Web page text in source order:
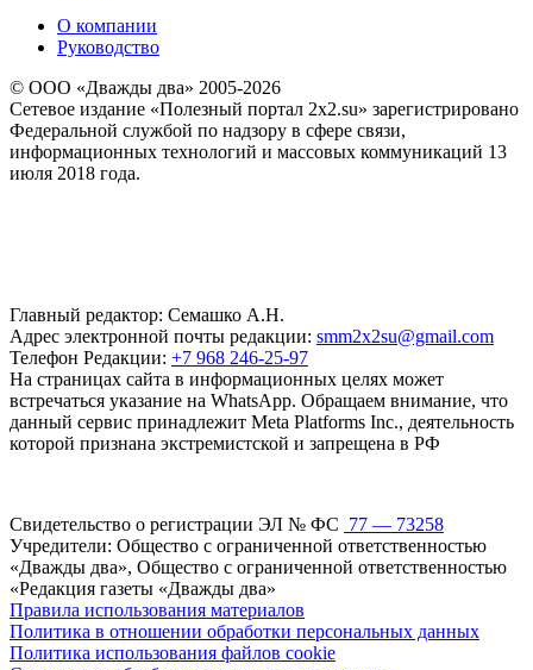
О компании
Руководство
© ООО «Дважды два» 2005-2026
Сетевое издание «Полезный портал 2x2.su» зарегистрировано
Федеральной службой по надзору в сфере связи,
информационных технологий и массовых коммуникаций 13
июля 2018 года.
Главный редактор: Семашко А.Н.
Адрес электронной почты редакции: smm2x2su@gmail.com
Телефон Редакции: +7 968 246-25-97
На страницах сайта в информационных целях может
встречаться указание на WhatsApp. Обращаем внимание, что
данный сервис принадлежит Meta Platforms Inc., деятельность
которой признана экстремистской и запрещена в РФ
Свидетельство о регистрации ЭЛ № ФС 77 — 73258
Учредители: Общество с ограниченной ответственностью
«Дважды два», Общество с ограниченной ответственностью
«Редакция газеты «Дважды два»
Правила использования материалов
Политика в отношении обработки персональных данных
Политика использования файлов cookie